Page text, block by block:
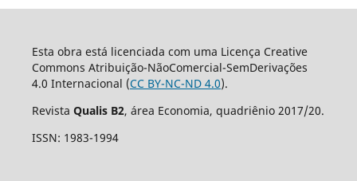
Esta obra está licenciada com uma Licença Creative
Commons Atribuição-NãoComercial-SemDerivações
4.0 Internacional (CC BY-NC-ND 4.0).
Revista Qualis B2, área Economia, quadriênio 2017/20.
ISSN: 1983-1994